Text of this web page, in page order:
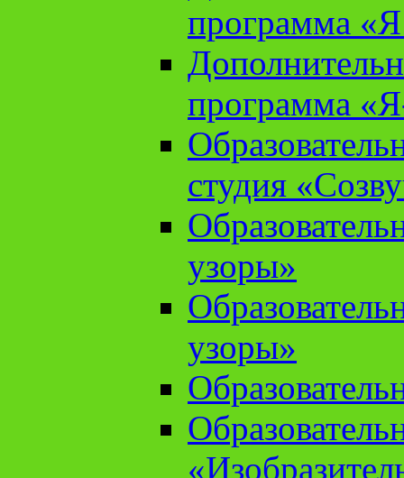
программа «Я
программа
студия
узоры»
узоры»